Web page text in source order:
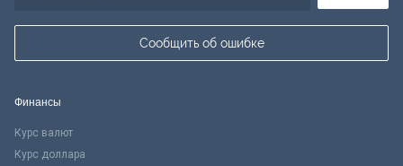
Сообщить об ошибке
Финансы
Курс валют
Курс доллара